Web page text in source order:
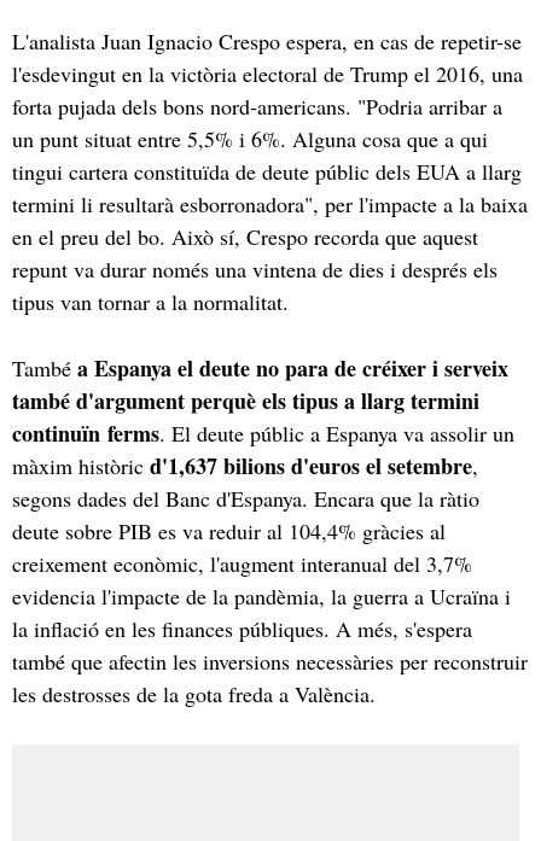
L'analista Juan Ignacio Crespo espera, en cas de repetir-se
l'esdevingut en la victòria electoral de Trump el 2016, una
forta pujada dels bons nord-americans. "Podria arribar a
un punt situat entre 5,5% i 6%. Alguna cosa que a qui
tingui cartera constituïda de deute públic dels EUA a llarg
termini li resultarà esborronadora", per l'impacte a la baixa
en el preu del bo. Això sí, Crespo recorda que aquest
repunt va durar només una vintena de dies i després els
tipus van tornar a la normalitat.
També a Espanya el deute no para de créixer i serveix
també d'argument perquè els tipus a llarg termini
continuïn ferms. El deute públic a Espanya va assolir un
màxim històric d'1,637 bilions d'euros el setembre,
segons dades del Banc d'Espanya. Encara que la ràtio
deute sobre PIB es va reduir al 104,4% gràcies al
creixement econòmic, l'augment interanual del 3,7%
evidencia l'impacte de la pandèmia, la guerra a Ucraïna i
la inflació en les finances públiques. A més, s'espera
també que afectin les inversions necessàries per reconstruir
les destrosses de la gota freda a València.